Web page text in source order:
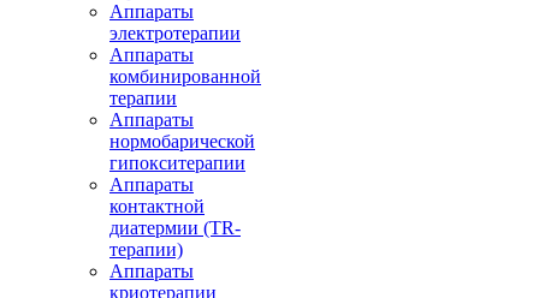
Аппараты
электротерапии
Аппараты
комбинированной
терапии
Аппараты
нормобарической
гипокситерапии
Аппараты
контактной
диатермии (TR-
терапии)
Аппараты
криотерапии